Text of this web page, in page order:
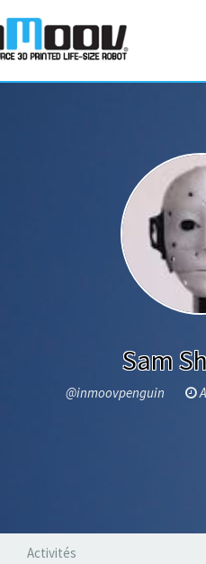
Sam
@inmoovpenguin
Activités